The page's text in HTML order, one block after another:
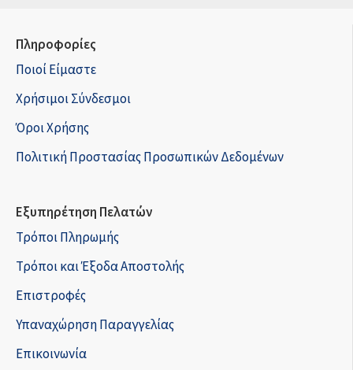
Πληροφορίες
Ποιοί Είμαστε
Χρήσιμοι Σύνδεσμοι
Όροι Χρήσης
Πολιτική Προστασίας Προσωπικών Δεδομένων
Εξυπηρέτηση Πελατών
Τρόποι Πληρωμής
Τρόποι και Έξοδα Αποστολής
Επιστροφές
Υπαναχώρηση Παραγγελίας
Επικοινωνία